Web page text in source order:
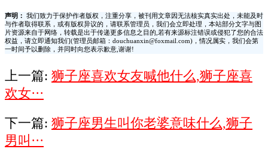
声明：
我们致力于保护作者版权，注重分享，被刊用文章因无法核实真实出处，未能及时
与作者取得联系，或有版权异议的，请联系管理员，我们会立即处理，本站部分文字与图
片资源来自于网络，转载是出于传递更多信息之目的,若有来源标注错误或侵犯了您的合法
权益，请立即通知我们(管理员邮箱：douchuanxin@foxmail.com)，情况属实，我们会第
一时间予以删除，并同时向您表示歉意,谢谢!
上一篇: 狮子座喜欢女友喊他什么,狮子座喜
欢女···
下一篇: 狮子座男生叫你老婆意味什么,狮子
男叫···